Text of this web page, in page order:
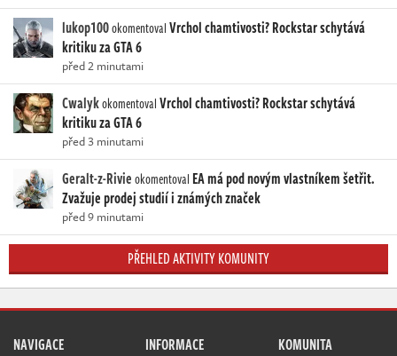
lukop100okomentovalVrchol chamtivosti? Rockstar schytává
kritiku za GTA 6
před 2 minutami
CwalykokomentovalVrchol chamtivosti? Rockstar schytává
kritiku za GTA 6
před 3 minutami
Geralt-z-Rivieokomentoval EA má pod novým vlastníkem šetřit.
Zvažuje prodej studií i známých značek
před 9 minutami
PŘEHLED AKTIVITY KOMUNITY
NAVIGACE INFORMACE KOMUNITA